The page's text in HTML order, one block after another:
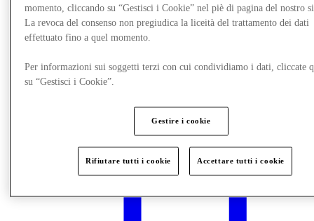
Novità
momento, cliccando su “Gestisci i Cookie” nel piè di pagina del nostro
La revoca del consenso non pregiudica la liceità del trattamento dei dati
effettuato fino a quel momento.
Per informazioni sui soggetti terzi con cui condividiamo i dati, cliccate
su “Gestisci i Cookie”.
Gestire i cookie
Rifiutare tutti i cookie Accettare tutti i cookie